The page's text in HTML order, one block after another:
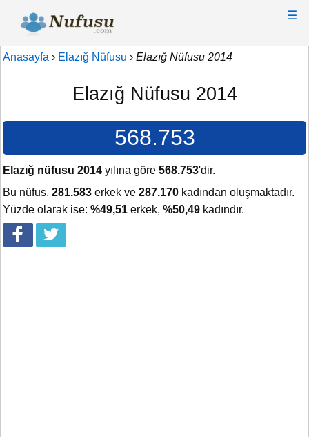
☰
Anasayfa › Elazığ Nüfusu › Elazığ Nüfusu 2014
Elazığ Nüfusu 2014
568.753
Elazığ nüfusu 2014 yılına göre 568.753'dir.
Bu nüfus, 281.583 erkek ve 287.170 kadından oluşmaktadır.
Yüzde olarak ise: %49,51 erkek, %50,49 kadındır.